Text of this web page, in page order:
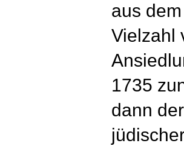
aus
Vielzahl
1735
dann